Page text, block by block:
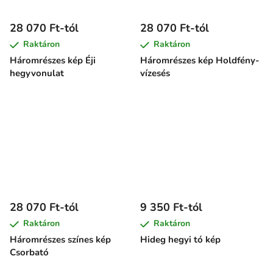
Háromrészes kép Éji
hegyvonulat
28 070 Ft-tól
Raktáron
Háromrészes kép Holdfény-
vízesés
28 070 Ft-tól
Raktáron
Háromrészes színes kép
Csorbató
28 070 Ft-tól
Raktáron
Hideg hegyi tó kép
9 350 Ft-tól
Raktáron